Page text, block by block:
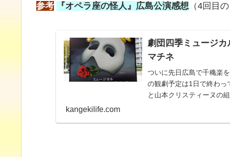
参考 『オペラ座の怪人』広島公演感想 （4回目
劇団四季ミュージ
マチネ
ついに先日広島で千穐楽
の観劇予定は1日で終わっ
と山本クリスティーヌの
kangekilife.com